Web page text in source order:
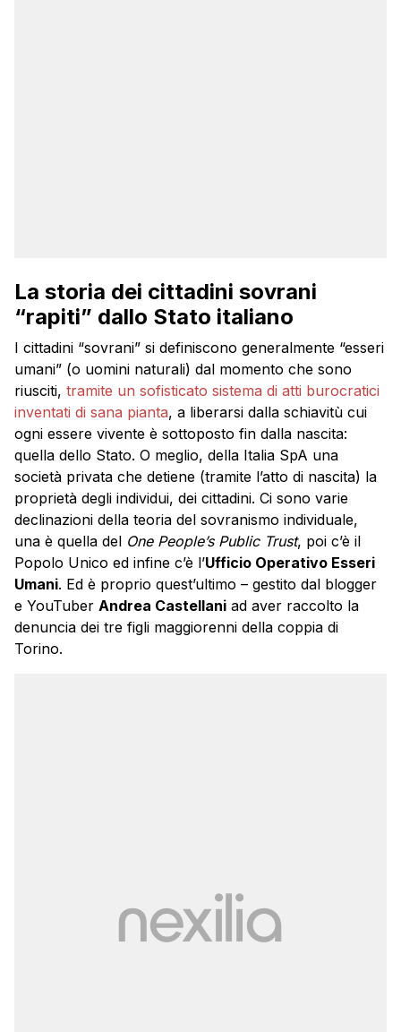
La storia dei cittadini sovrani
“rapiti” dallo Stato italiano
I cittadini “sovrani” si definiscono generalmente “esseri
umani” (o uomini naturali) dal momento che sono
riusciti, tramite un sofisticato sistema di atti burocratici
inventati di sana pianta, a liberarsi dalla schiavitù cui
ogni essere vivente è sottoposto fin dalla nascita:
quella dello Stato. O meglio, della Italia SpA una
società privata che detiene (tramite l’atto di nascita) la
proprietà degli individui, dei cittadini. Ci sono varie
declinazioni della teoria del sovranismo individuale,
una è quella del One People’s Public Trust, poi c’è il
Popolo Unico ed infine c’è l’Ufficio Operativo Esseri
Umani. Ed è proprio quest’ultimo – gestito dal blogger
e YouTuber Andrea Castellani ad aver raccolto la
denuncia dei tre figli maggiorenni della coppia di
Torino.